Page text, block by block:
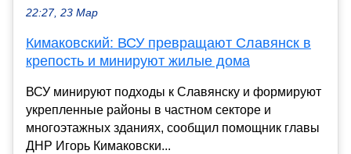
22:27, 23 Мар
Кимаковский: ВСУ превращают Славянск в
крепость и минируют жилые дома
ВСУ минируют подходы к Славянску и формируют
укрепленные районы в частном секторе и
многоэтажных зданиях, сообщил помощник главы
ДНР Игорь Кимаковски...